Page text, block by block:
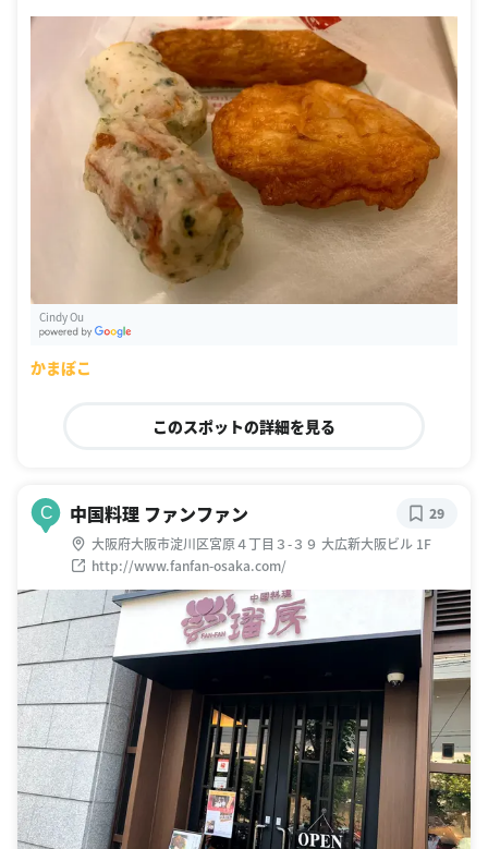
Cindy Ou
かまぼこ
このスポットの詳細を見る
C 中国料理 ファンファン
大阪府大阪市淀川区宮原４丁目３-３９ 大広新大阪ビル 1F
http://www.fanfan-osaka.com/
29